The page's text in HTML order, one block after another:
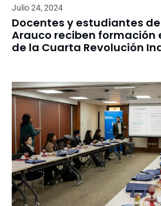
Julio 24, 2024
Docentes y estudiantes
Arauco reciben formación
de la Cuarta Revolución